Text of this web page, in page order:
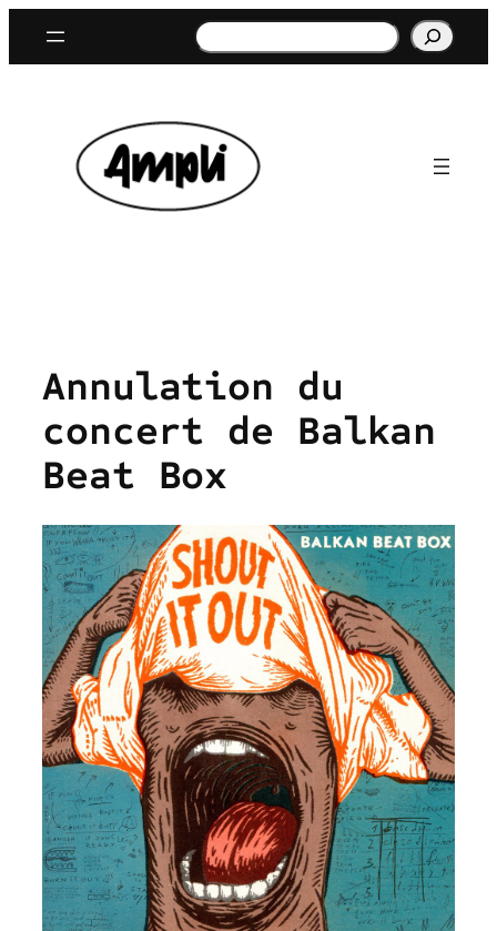
Rechercher
Annulation du
concert de Balkan
Beat Box